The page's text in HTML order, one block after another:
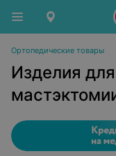
Ортопедические товары
Изделия